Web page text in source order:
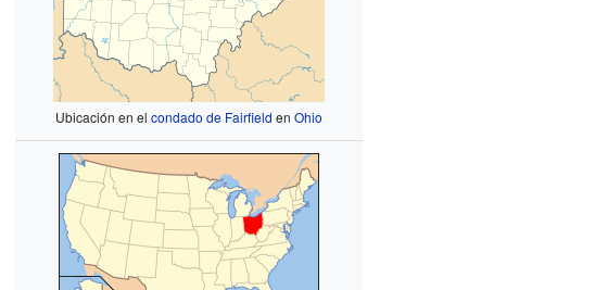
Ubicación en elcondado de Fairfield enOhio